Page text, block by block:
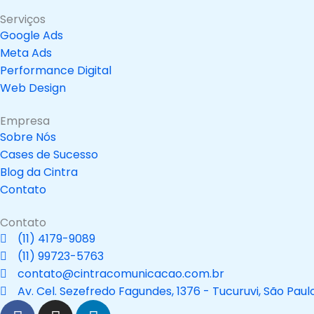
Serviços
Google Ads
Meta Ads
Performance Digital
Web Design
Empresa
Sobre Nós
Cases de Sucesso
Blog da Cintra
Contato
Contato
(11) 4179-9089
(11) 99723-5763
contato@cintracomunicacao.com.br
Av. Cel. Sezefredo Fagundes, 1376 - Tucuruvi, São
F I L